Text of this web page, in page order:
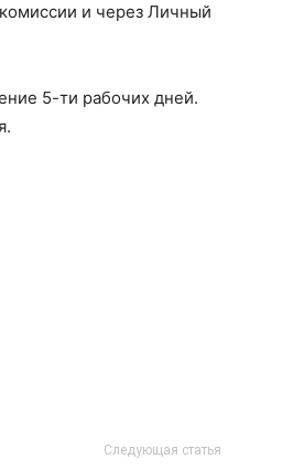
и через Личный
5-ти рабочих дней.
Следующая статья